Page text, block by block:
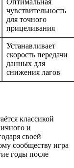
Оптимальная
чувствительность
для точного
прицеливания
Устанавливает
скорость передачи
данных для
снижения лагов
классикой
и
своей
сообществу игра
годы после